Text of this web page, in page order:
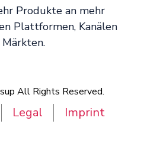
Produkte an mehr
Plattformen, Kanälen
All Rights Reserved.
Legal Imprint